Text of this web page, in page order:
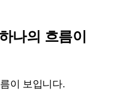
나의 흐름이
이 보입니다.